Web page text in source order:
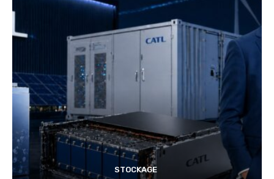
STOCKAGE